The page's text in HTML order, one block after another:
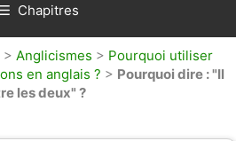
Chapitres
> Anglicismes > Pourquoi utiliser
en anglais ? > Pourquoi dire : "Il
les deux" ?